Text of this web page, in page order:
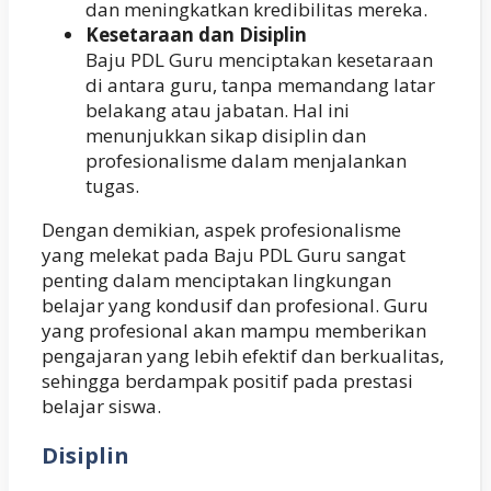
dan meningkatkan kredibilitas mereka.
Kesetaraan dan Disiplin
Baju PDL Guru menciptakan kesetaraan
di antara guru, tanpa memandang latar
belakang atau jabatan. Hal ini
menunjukkan sikap disiplin dan
profesionalisme dalam menjalankan
tugas.
Dengan demikian, aspek profesionalisme
yang melekat pada Baju PDL Guru sangat
penting dalam menciptakan lingkungan
belajar yang kondusif dan profesional. Guru
yang profesional akan mampu memberikan
pengajaran yang lebih efektif dan berkualitas,
sehingga berdampak positif pada prestasi
belajar siswa.
Disiplin